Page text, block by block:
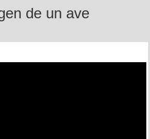
de un ave